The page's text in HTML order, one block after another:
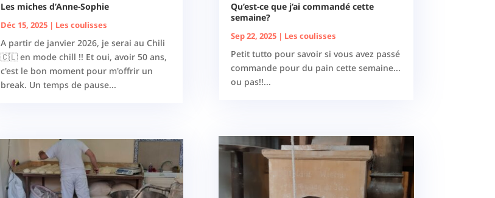
Les miches d’Anne-Sophie
Déc 15, 2025| Les coulisses
A partir de janvier 2026, je serai au Chili
🇨🇱 en mode chill !! Et oui, avoir 50 ans,
c'est le bon moment pour m'offrir un
break. Un temps de pause...
Qu’est-ce que j’ai commandé cette
semaine?
Sep 22, 2025| Les coulisses
Petit tutto pour savoir si vous avez passé
commande pour du pain cette semaine...
ou pas!!...